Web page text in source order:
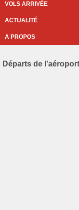
VOLS ARRIVÉE
ACTUALITÉ
A PROPOS
Départs de